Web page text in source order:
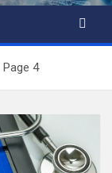
Page 4